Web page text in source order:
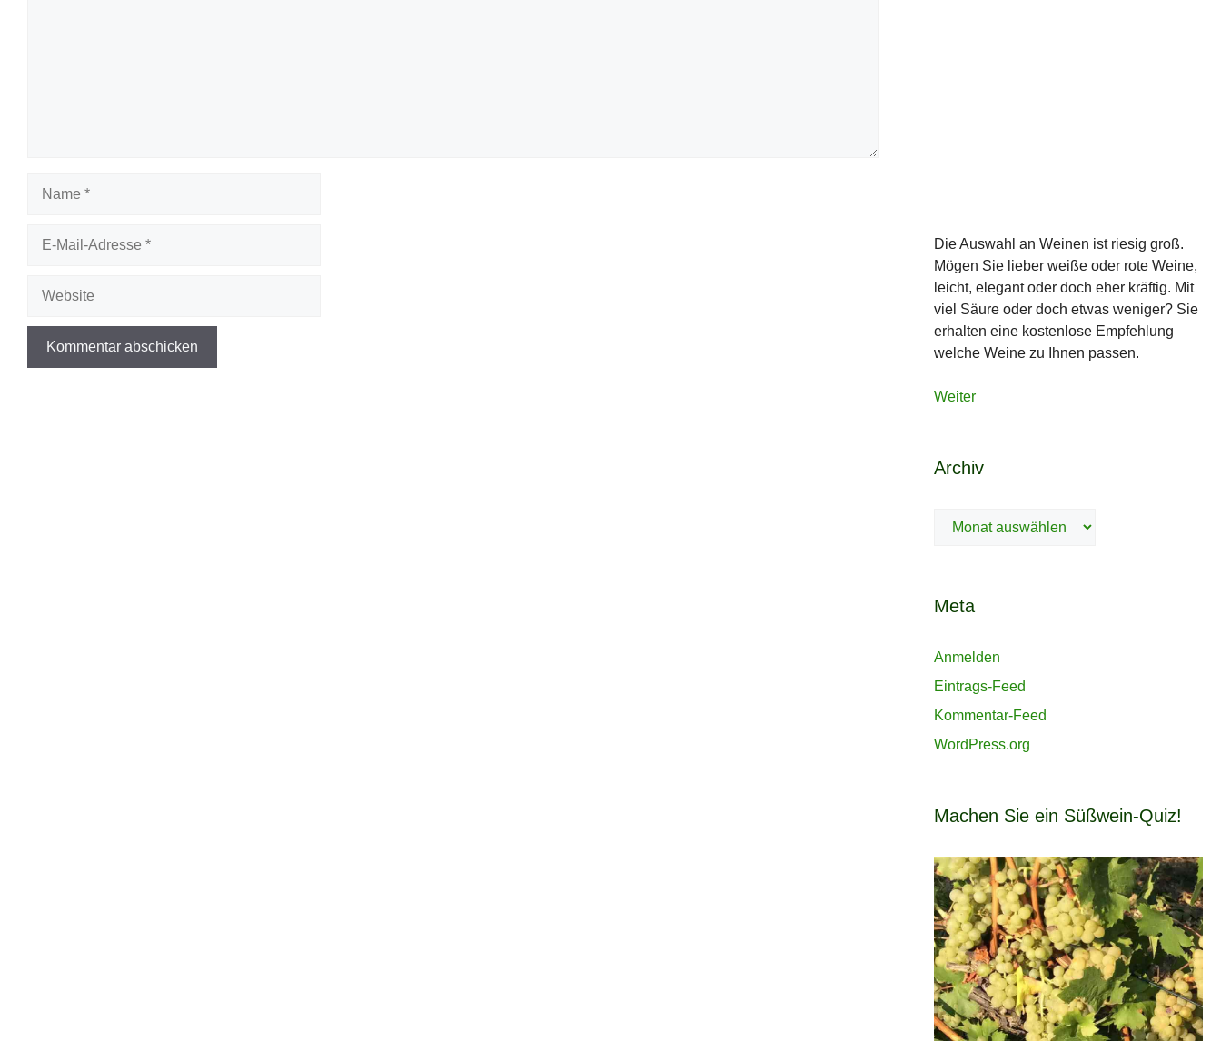
Die Auswahl an Weinen ist riesig groß.
Mögen Sie lieber weiße oder rote Weine,
leicht, elegant oder doch eher kräftig. Mit
viel Säure oder doch etwas weniger? Sie
erhalten eine kostenlose Empfehlung
welche Weine zu Ihnen passen.
Weiter
Archiv
Archiv
Meta
Anmelden
Eintrags-Feed
Kommentar-Feed
WordPress.org
Machen Sie ein Süßwein-Quiz!